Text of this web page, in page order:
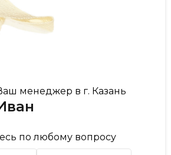
менеджер в г. Казань
по любому вопросу